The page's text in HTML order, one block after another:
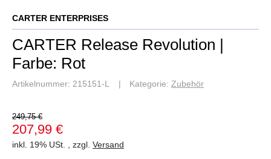
CARTER ENTERPRISES
CARTER Release Revolution |
Farbe: Rot
Artikelnummer: 215151-L Kategorie: Zubehör
249,75 €
207,99 €
inkl. 19% USt. , zzgl. Versand